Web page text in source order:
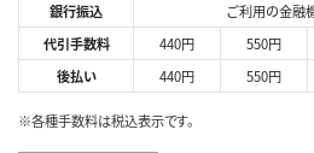
銀行振込
ご利用の金融
代引手数料
440円 550円
後払い
440円 550円
※各種手数料は税込表示です。